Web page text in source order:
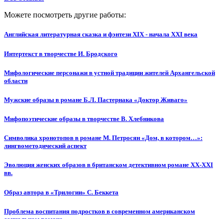
Можете посмотреть другие работы:
Английская литературная сказка и фэнтези XIX - начала XXI века
Интертекст в творчестве И. Бродского
Мифологические персонажи в устной традиции жителей Архангельской
области
Мужские образы в романе Б.Л. Пастернака «Доктор Живаго»
Мифопоэтические образы в творчестве В. Хлебникова
Символика хронотопов в романе М. Петросян «Дом, в котором…»:
лингвометодический аспект
Эволюция женских образов в британском детективном романе XX-XXI
вв.
Образ автора в «Трилогии» С. Беккета
Проблема воспитания подростков в современном американском